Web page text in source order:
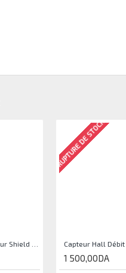
RUPTURE DE STOCK
1 500,00DA